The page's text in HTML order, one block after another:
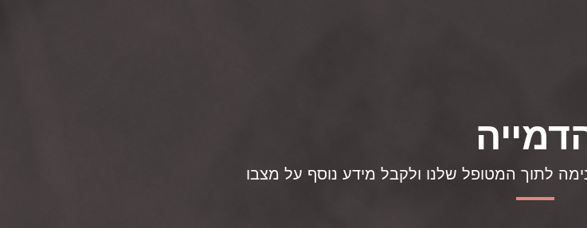
לתוך המטופל שלנו ולקבל מידע נוסף על מצבו